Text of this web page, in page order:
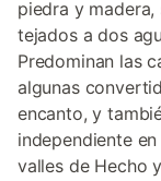
piedra y
tejados a dos
Predominan las
algunas
encanto, y
independiente
valles de Hecho